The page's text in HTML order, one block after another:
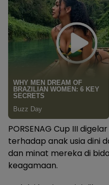
PORSENAG Cup III
terhadap anak usia dini
dan minat mereka di
keagamaan.